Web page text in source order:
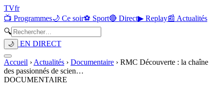
TVfr
📺 Programmes🌙 Ce soir⚽ Sport🔴 Direct▶ Replay📰 Actualités
🔍
🌙 EN DIRECT
Accueil › Actualités › Documentaire › RMC Découverte : la chaîne
des passionnés de scien…
DOCUMENTAIRE